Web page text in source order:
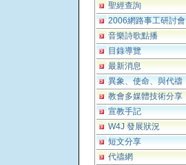
聖經查詢
2006網路事工研討會
音樂詩歌點播
目錄導覽
最新消息
異象、使命、與代禱
教會多媒體技術分享
宣教手記
W4J 發展狀況
短文分享
代禱網